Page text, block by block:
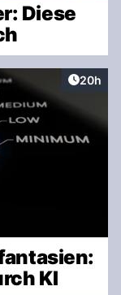
Diese
Artikel
20h
KI